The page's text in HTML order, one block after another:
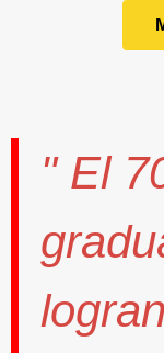
" El